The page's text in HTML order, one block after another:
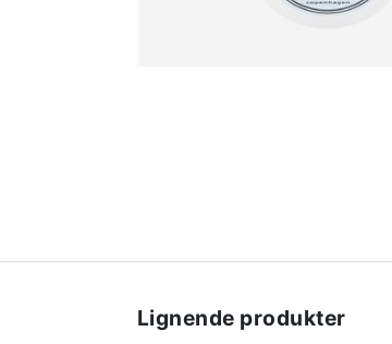
Lignende produkter